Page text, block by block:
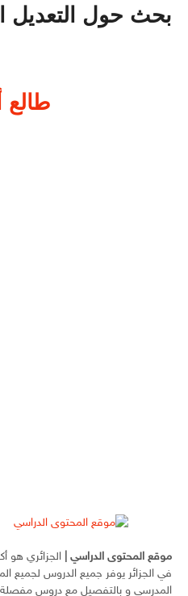
بحث حول التعديل
طالع
موقع المحتوى الدراسي
الجزائري هو
في الجزائر يوفر جميع الدروس لجميع
المدرسي و بالتفصيل مع دروس مفصلة